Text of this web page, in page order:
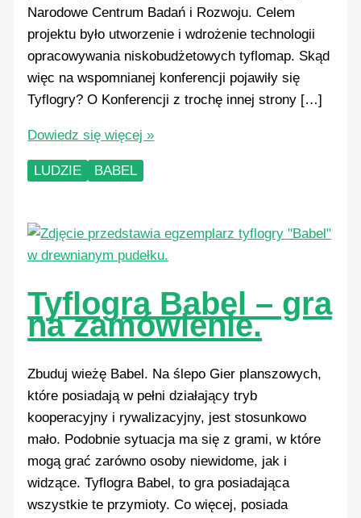
Narodowe Centrum Badań i Rozwoju. Celem
projektu było utworzenie i wdrożenie technologii
opracowywania niskobudżetowych tyflomap. Skąd
więc na wspomnianej konferencji pojawiły się
Tyflogry? O Konferencji z trochę innej strony […]
Tyflogry
podbijają
Wojskową
Techniczną
Dowiedz się więcej »
LUDZIE BABEL
Tyflogra Babel – gra
na zamówienie.
Zbuduj wieżę Babel. Na ślepo Gier planszowych,
które posiadają w pełni działający tryb
kooperacyjny i rywalizacyjny, jest stosunkowo
mało. Podobnie sytuacja ma się z grami, w które
mogą grać zarówno osoby niewidome, jak i
widzące. Tyflogra Babel, to gra posiadająca
wszystkie te przymioty. Co więcej, posiada